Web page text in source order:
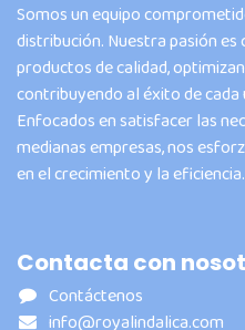
Somos un equipo
distribución. Nuestra pasión
productos de calidad,
contribuyendo al éxito de
Enfocados en satisfacer las
medianas empresas, nos
en el crecimiento y la eficiencia.
Contacta con
Contáctenos
info@royalindalica.com